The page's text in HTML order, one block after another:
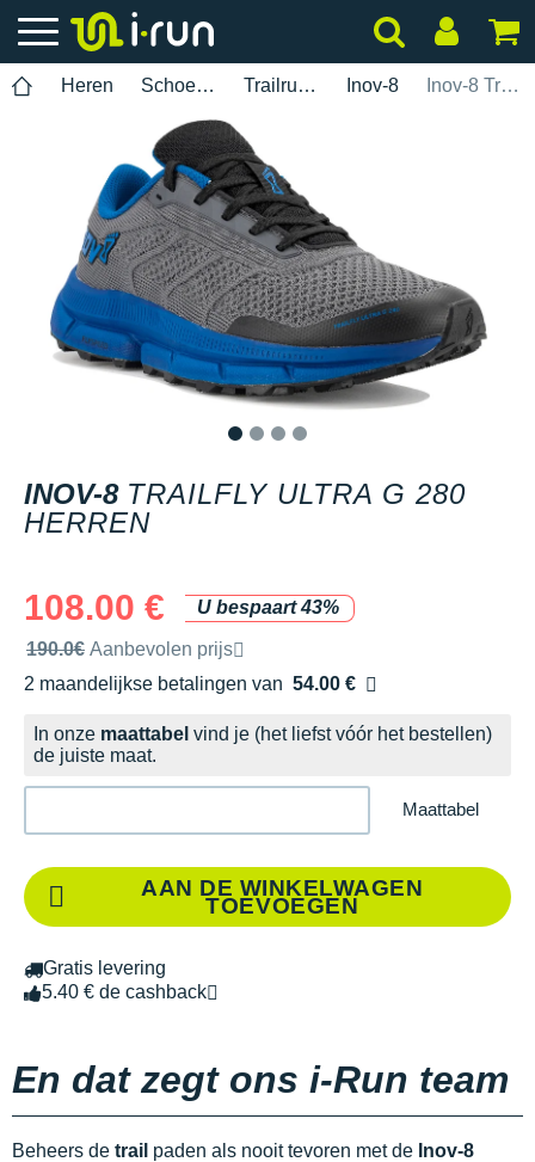
Heren Schoenen Trailrunning Inov-8 Inov-8 TrailFly Ultra G 280 Herren
INOV-8 TRAILFLY ULTRA G 280
HERREN
108.00 €
U bespaart 43%
Door het merk aanbevolen verkoopprijs
190.0€ Aanbevolen prijs
2 maandelijkse betalingen van 54.00 €
zonder kosten
In onze maattabel vind je (het liefst vóór het bestellen)
de juiste maat.
Maattabel
AAN DE WINKELWAGEN
TOEVOEGEN
Gratis levering
5.40 € de cashback
En dat zegt ons i-Run team
Beheers de trail paden als nooit tevoren met de Inov-8